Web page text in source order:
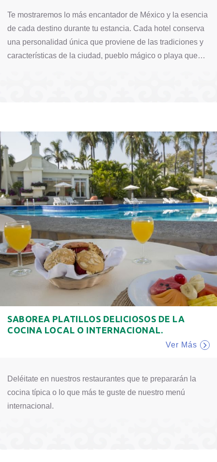
…
… …
Te mostraremos lo más encantador de México y la esencia
de cada destino durante tu estancia. Cada hotel conserva
una personalidad única que proviene de las tradiciones y
características de la ciudad, pueblo mágico o playa que…
… ……
… …
SABOREA PLATILLOS DELICIOSOS DE LA
COCINA LOCAL O INTERNACIONAL.
Ver Más
Deléitate en nuestros restaurantes que te prepararán la
cocina típica o lo que más te guste de nuestro menú
internacional.